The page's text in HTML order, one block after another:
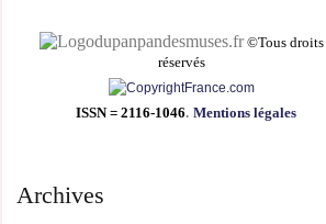
pandesmuses.fr ©Tous droits
réservés
ISSN = 2116-1046. Mentions légales
Archives